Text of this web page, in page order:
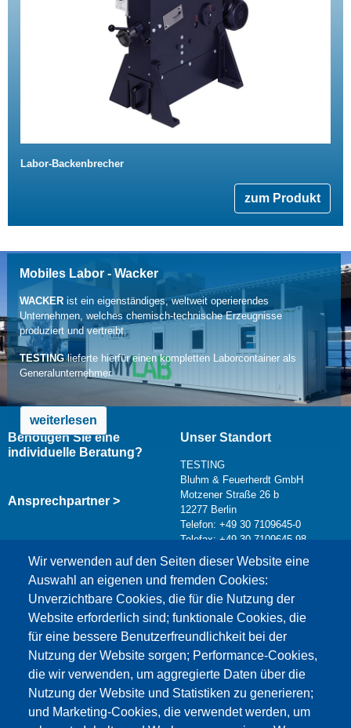
Labor-Backenbrecher
zum Produkt
Mobiles Labor - Wacker
WACKERist ein eigenständiges, weltweit operierendes
Unternehmen, welches chemisch-technische Erzeugnisse
produziert und vertreibt.
TESTINGlieferte hierfür einen kompletten Laborcontainer als
Generalunternehmer.
weiterlesen
Wir verwenden auf den Seiten dieser Website eine
Auswahl an eigenen und fremden Cookies:
Unverzichtbare Cookies, die für die Nutzung der
Website erforderlich sind; funktionale Cookies, die
für eine bessere Benutzerfreundlichkeit bei der
Nutzung der Website sorgen; Performance-Cookies,
die wir verwenden, um aggregierte Daten über die
Nutzung der Website und Statistiken zu generieren;
und Marketing-Cookies, die verwendet werden, um
Benötigen Sie eine
individuelle Beratung?
Ansprechpartner >
Unser Standort
TESTING
Bluhm & Feuerherdt GmbH
Motzener Straße 26 b
12277 Berlin
Telefon: +49 30 7109645-0
Telefax: +49 30 7109645-98
info@testing.de
Dieser Inhalt ist blockiert, da die Google Maps
Cookies nicht akzeptiert wurden.